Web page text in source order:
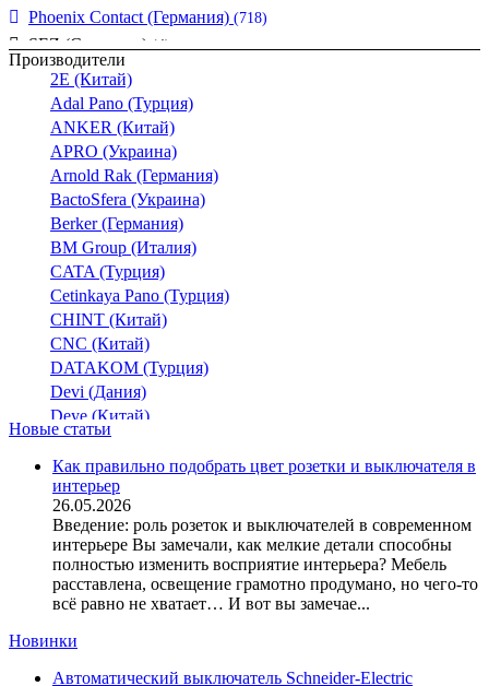
Phoenix Contact (Германия) (718)
SEZ (Словакия) (4)
UEK (Украина)
Vargo (Украина)(21)
Wago (Германия)(136)
АСКО-УКРЕМ (Украина)
Промфактор(45)
Термофит(29)
Производители
2E (Китай)
Adal Pano (Турция)
ANKER (Китай)
APRO (Украина)
Arnold Rak (Германия)
BactoSfera (Украина)
Berker (Германия)
BM Group (Италия)
CATA (Турция)
Cetinkaya Pano (Турция)
CHINT (Китай)
CNC (Китай)
DATAKOM (Турция)
Devi (Дания)
Deye (Китай)
DigiTop (Украина)
DKC (Украина)
Dyness (Китай)
E.NEXT (Украина)
EAE Electric
Eastron (Китай)
Eaton (США)
ElectrO (Украина)
EON (Таиланд)
Новые статьи
Как правильно подобрать цвет розетки и выключателя в
интерьер
26.05.2026
Введение: роль розеток и выключателей в современном
интерьере Вы замечали, как мелкие детали способны
полностью изменить восприятие интерьера? Мебель
расставлена, освещение грамотно продумано, но чего-то
всё равно не хватает… И вот вы замечае...
Новинки
Автоматический выключатель Schneider-Electric